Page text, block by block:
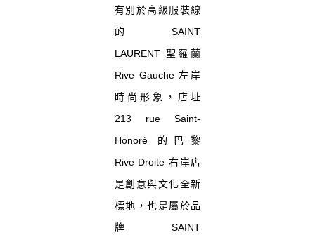
有別於高級服裝線
的 SAINT
LAURENT 聖羅蘭
Rive Gauche 左岸
時尚形象，店址
213 rue Saint-
Honoré 的巴黎
Rive Droite 右岸店
是創意與文化全新
標地，也是屬於品
牌 SAINT